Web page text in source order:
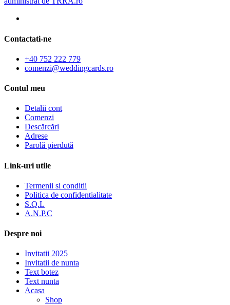
Contactati-ne
+40 752 222 779
comenzi@weddingcards.ro
Contul meu
Detalii cont
Comenzi
Descărcări
Adrese
Parolă pierdută
Link-uri utile
Termenii si conditii
Politica de confidentialitate
S.Q.L
A.N.P.C
Despre noi
Invitatii 2025
Invitatii de nunta
Text botez
Text nunta
Acasa
Shop